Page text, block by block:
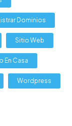
Dominios
Sitio Web
En Casa
Wordpress